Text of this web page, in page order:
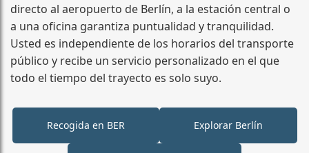
directo al aeropuerto de Berlín, a la estación central o
a una oficina garantiza puntualidad y tranquilidad.
Usted es independiente de los horarios del transporte
público y recibe un servicio personalizado en el que
todo el tiempo del trayecto es solo suyo.
Recogida en BER Explorar Berlín